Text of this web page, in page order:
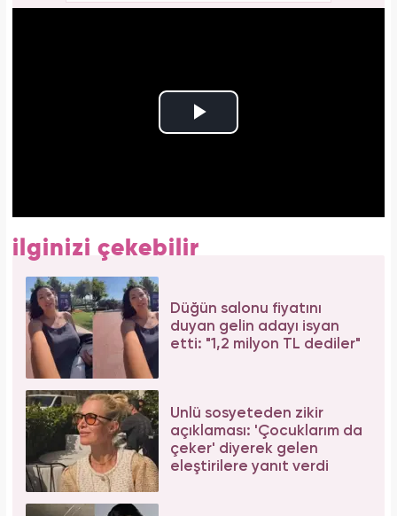
ilginizi çekebilir
Düğün salonu fiyatını
duyan gelin adayı isyan
etti: "1,2 milyon TL dediler"
Ünlü sosyeteden zikir
açıklaması: 'Çocuklarım da
çeker' diyerek gelen
eleştirilere yanıt verdi